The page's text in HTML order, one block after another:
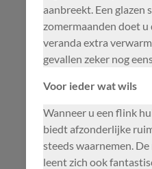
aanbreekt. Een
zomermaanden doet
veranda extra
gevallen zeker nog
Voor ieder wat wils
Wanneer u een flink
biedt afzonderlijke
steeds waarnemen.
leent zich ook